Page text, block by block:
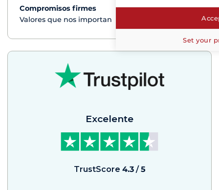
Compromisos firmes
Ver+
Valores que nos importan
Excelente
TrustScore 4.3/5
Set your